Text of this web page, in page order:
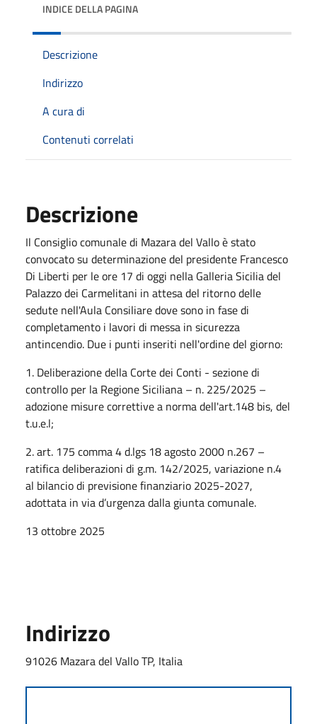
INDICE DELLA PAGINA
Descrizione
Indirizzo
A cura di
Contenuti correlati
Descrizione
Il Consiglio comunale di Mazara del Vallo è stato
convocato su determinazione del presidente Francesco
Di Liberti per le ore 17 di oggi nella Galleria Sicilia del
Palazzo dei Carmelitani in attesa del ritorno delle
sedute nell'Aula Consiliare dove sono in fase di
completamento i lavori di messa in sicurezza
antincendio. Due i punti inseriti nell'ordine del giorno:
1. Deliberazione della Corte dei Conti - sezione di
controllo per la Regione Siciliana – n. 225/2025 –
adozione misure correttive a norma dell'art.148 bis, del
t.u.e.l;
2. art. 175 comma 4 d.lgs 18 agosto 2000 n.267 –
ratifica deliberazioni di g.m. 142/2025, variazione n.4
al bilancio di previsione finanziario 2025-2027,
adottata in via d’urgenza dalla giunta comunale.
13 ottobre 2025
Indirizzo
91026 Mazara del Vallo TP, Italia